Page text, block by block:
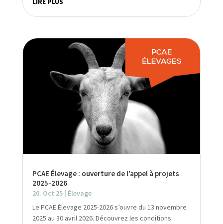
PCAE Élevage : ouverture de l’appel à projets
2025-2026
20. Oct 25| Élevage
Le PCAE Élevage 2025-2026 s’ouvre du 13 novembre
2025 au 30 avril 2026. Découvrez les conditions